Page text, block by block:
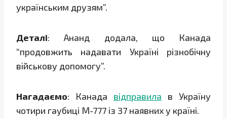
українським друзям”.
Деталі: Ананд додала, що Канада
“продовжить надавати Україні різнобічну
військову допомогу”.
Нагадаємо: Канада відправила в Україну
чотири гаубиці М-777 із 37 наявних у країні.